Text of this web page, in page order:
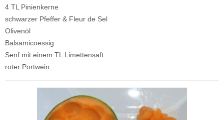
4 TL Pinienkerne
schwarzer Pfeffer & Fleur de Sel
Olivenöl
Balsamicoessig
Senf mit einem TL Limettensaft
roter Portwein